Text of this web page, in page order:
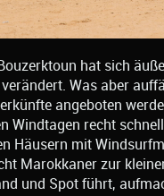
hat sich
Was aber
angeboten
Windtagen recht
Häusern mit
Marokkaner zur
und Spot führt,